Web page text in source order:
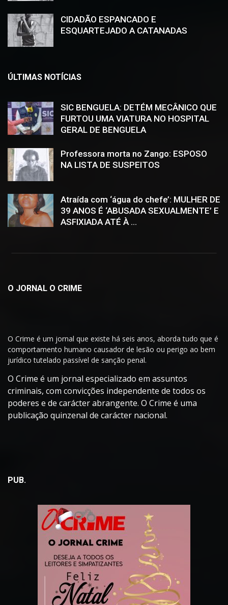
CIDADÃO ESPANCADO E
ESQUARTEJADO A CATANADAS
ÚLTIMAS NOTÍCIAS
SIC BENGUELA: DETÉM MECÂNICO QUE
FURTOU UMA VIATURA NO HOSPITAL
GERAL DE BENGUELA
Professora morta no Zango: ESPOSO
NA LISTA DE SUSPEITOS
Atraída com ‘água do chefe’: MULHER DE
39 ANOS É ‘ABUSADA SEXUALMENTE’ E
ASFIXIADA ATÉ À ...
O JORNAL O CRIME
O Crime é um jornal que existe há seis anos, aborda tudo que é
comportamento humano causador de lesão ou perigo ao bem
jurídico tutelado passível de sanção penal.
O Crime é um jornal especializado em assuntos
criminais, com convicções independente de todos os
poderes e de carácter abrangente. O Crime é uma
publicação quinzenal de carácter nacional.
PUB.